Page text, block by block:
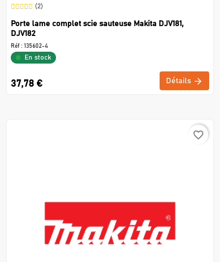
(2)
Porte lame complet scie sauteuse Makita DJV181,
DJV182
Réf : 135602-4
En stock
37,78 € Détails
favorite_border